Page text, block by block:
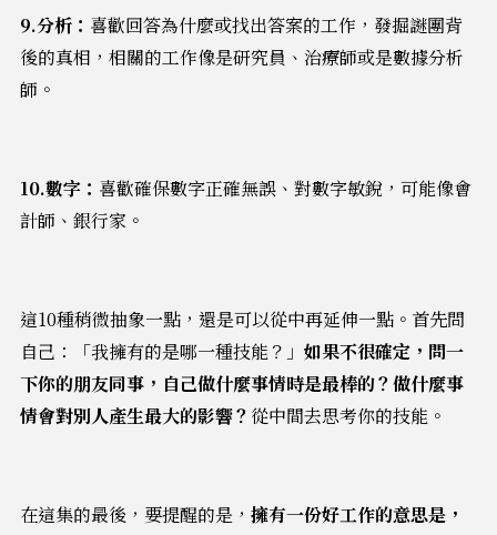
9.分析： 喜歡回答為什麼或找出答案的工作，發掘謎團背
後的真相，相關的工作像是研究員、治療師或是數據分析
師。
10.數字： 喜歡確保數字正確無誤、對數字敏銳，可能像會
計師、銀行家。
這10種稍微抽象一點，還是可以從中再延伸一點。首先問
自己：「我擁有的是哪一種技能？」 如果不很確定，問一
下你的朋友同事，自己做什麼事情時是最棒的？做什麼事
情會對別人產生最大的影響？ 從中間去思考你的技能。
在這集的最後，要提醒的是， 擁有一份好工作的意思是，